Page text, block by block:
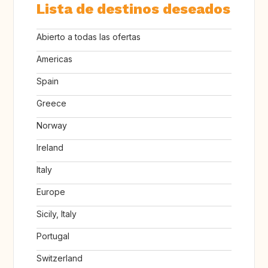
Lista de destinos deseados
Abierto a todas las ofertas
Americas
Spain
Greece
Norway
Ireland
Italy
Europe
Sicily, Italy
Portugal
Switzerland